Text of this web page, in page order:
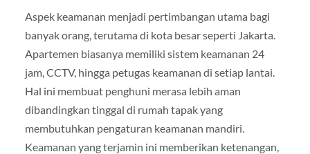
Aspek keamanan menjadi pertimbangan utama bagi
banyak orang, terutama di kota besar seperti Jakarta.
Apartemen biasanya memiliki sistem keamanan 24
jam, CCTV, hingga petugas keamanan di setiap lantai.
Hal ini membuat penghuni merasa lebih aman
dibandingkan tinggal di rumah tapak yang
membutuhkan pengaturan keamanan mandiri.
Keamanan yang terjamin ini memberikan ketenangan,